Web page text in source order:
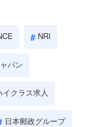
NRI
パン
イクラス求人
日本郵政グループ